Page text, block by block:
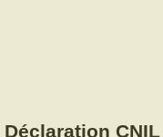
Déclaration